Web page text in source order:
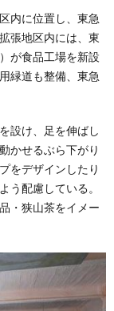
内に位置し、東急
張地区内には、東
が食品工場を新設
緑道も整備、東急
設け、足を伸ばし
かせるぶら下がり
をデザインしたり
う配慮している。
・狭山茶をイメー